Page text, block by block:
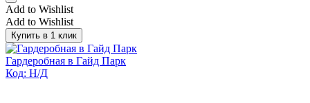
Add to Wishlist
Add to Wishlist
Купить в 1 клик
Гардеробная в Гайд Парк
Код: Н/Д